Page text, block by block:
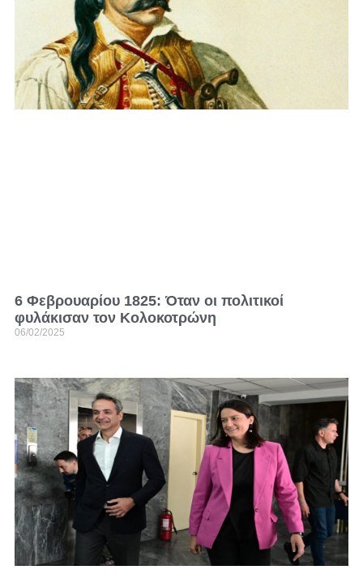
6 Φεβρουαρίου 1825: Όταν οι πολιτικοί
φυλάκισαν τον Κολοκοτρώνη
06/02/2025